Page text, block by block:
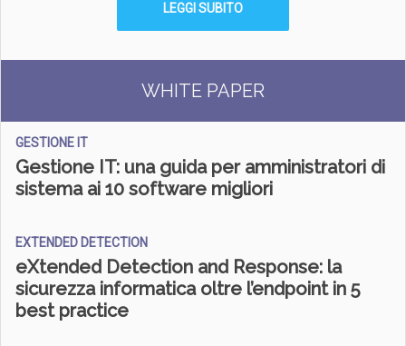
LEGGI SUBITO
WHITE PAPER
GESTIONE IT
Gestione IT: una guida per amministratori di
sistema ai 10 software migliori
EXTENDED DETECTION
eXtended Detection and Response: la
sicurezza informatica oltre l’endpoint in 5
best practice